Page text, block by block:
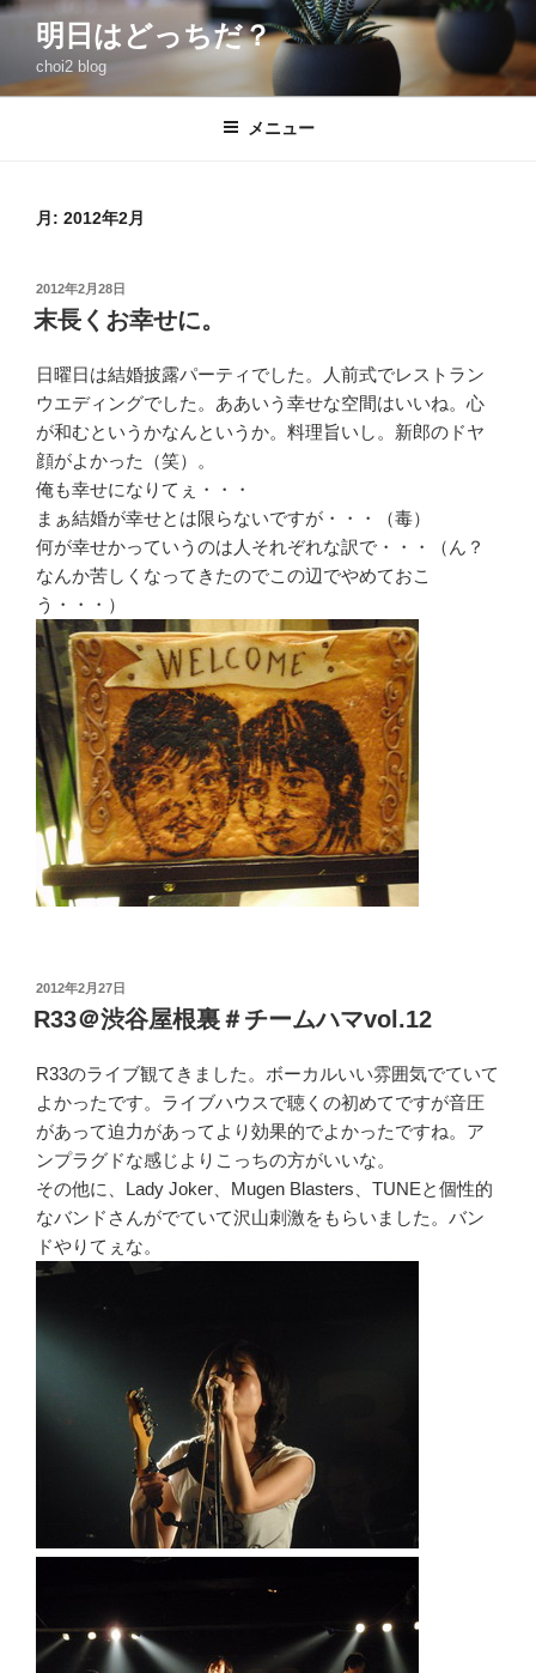
コ
ン
明日はどっちだ？
choi2 blog
メニュー
月: 2012年2月
投
稿
日:
2012年2月28日
末長くお幸せに。
日曜日は結婚披露パーティでした。人前式でレストラン
ウエディングでした。ああいう幸せな空間はいいね。心
が和むというかなんというか。料理旨いし。新郎のドヤ
顔がよかった（笑）。
俺も幸せになりてぇ・・・
まぁ結婚が幸せとは限らないですが・・・（毒）
何が幸せかっていうのは人それぞれな訳で・・・（ん？
なんか苦しくなってきたのでこの辺でやめておこ
う・・・）
投
稿
日:
2012年2月27日
R33＠渋谷屋根裏＃チームハマvol.12
R33のライブ観てきました。ボーカルいい雰囲気でていて
よかったです。ライブハウスで聴くの初めてですが音圧
があって迫力があってより効果的でよかったですね。ア
ンプラグドな感じよりこっちの方がいいな。
その他に、Lady Joker、Mugen Blasters、TUNEと個性的
なバンドさんがでていて沢山刺激をもらいました。バン
ドやりてぇな。